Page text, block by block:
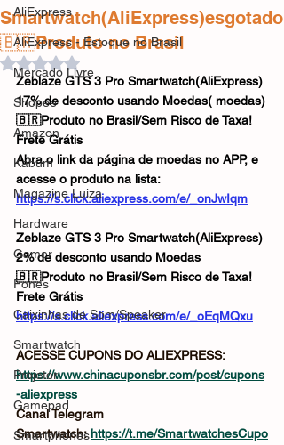
AliExpress
AliExpress - Estoque no Brasil
Mercado Livre
Shopee
Amazon
Kabum
Magazine Luiza
Hardware
Gamer
Fones
Caixinhas de Som/Speaker
Smartwatch
Projetor
Gamepad
Smartphones
Smartwatch(AliExpress)esgotado
🇧🇷Produto no Brasil
Avaliado com NaN de 5 estrelas.
Zeblaze GTS 3 Pro Smartwatch(AliExpress)
17% de desconto usando Moedas( moedas)
🇧🇷Produto no Brasil/Sem Risco de Taxa!
Frete Grátis
Abra o link da página de moedas no APP, e
acesse o produto na lista:
https://s.click.aliexpress.com/e/_onJwIqm
Zeblaze GTS 3 Pro Smartwatch(AliExpress)
2% de desconto usando Moedas
🇧🇷Produto no Brasil/Sem Risco de Taxa!
Frete Grátis
https://s.click.aliexpress.com/e/_oEqMQxu
ACESSE CUPONS DO ALIEXPRESS:
https://www.chinacuponsbr.com/post/cupons
-aliexpress
Canal Telegram
Smartwatch: https://t.me/SmartwatchesCupo